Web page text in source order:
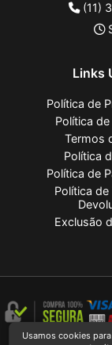
(11)
Links
Política de
Política
Termos
Política
Política de
Política
Exclusão
Usamos cookies